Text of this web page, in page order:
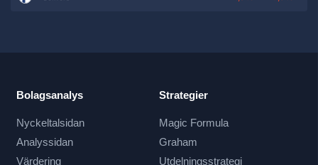
Bolagsanalys
Nyckeltalsidan
Analyssidan
Värdering
Strategier
Magic Formula
Graham
Utdelningsstrategi